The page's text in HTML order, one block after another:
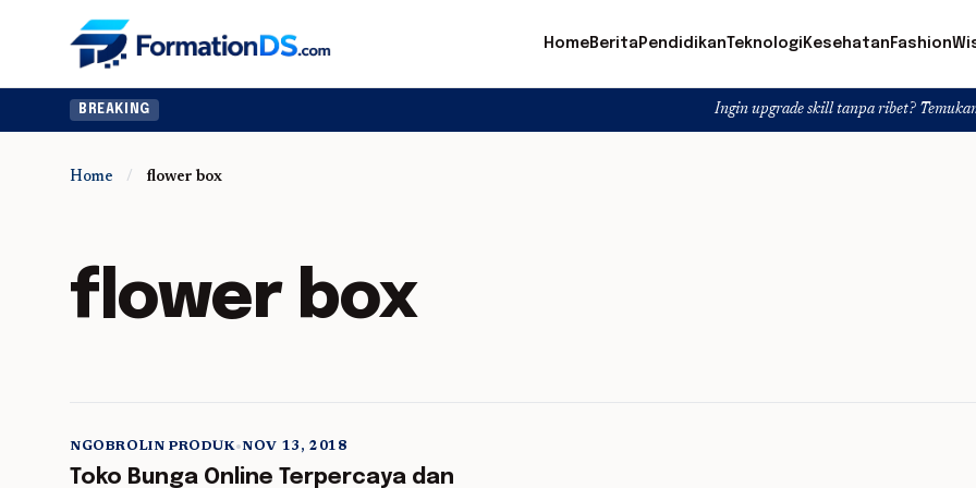
HomeBerita PendidikanTeknologi Kesehatan Fashion
BREAKING Ingin upgrade skill tanpa ribet? Temukan kelas
Home / flower box
flower box
5 min read
NGOBROLIN PRODUK•NOV 13, 2018
Toko Bunga Online Terpercaya dan